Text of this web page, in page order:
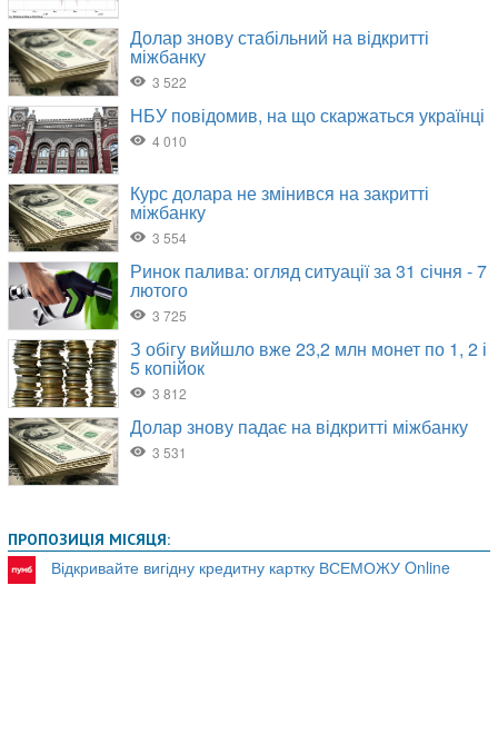
ПРОПОЗИЦІЯ МІСЯЦЯ:
Відкривайте вигідну кредитну картку ВСЕМОЖУ Online